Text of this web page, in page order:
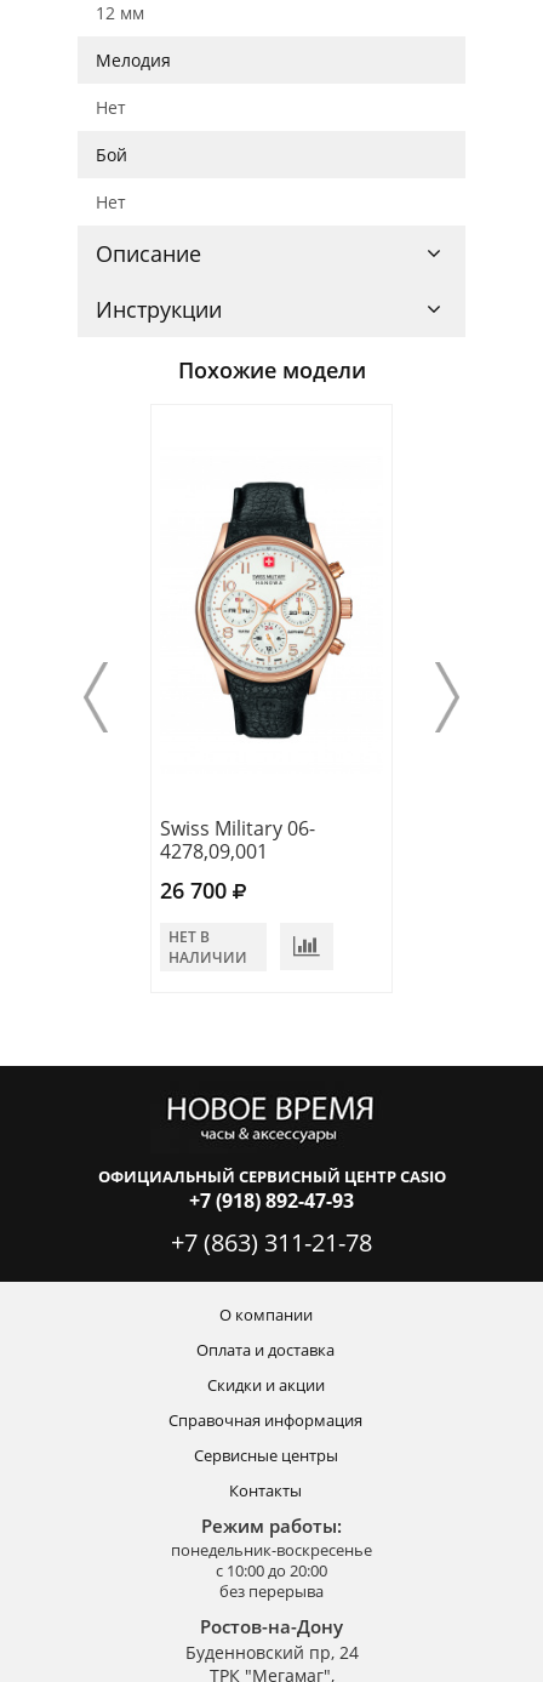
12 мм
Мелодия
Нет
Бой
Нет
Описание
Инструкции
Похожие модели
Swiss Military 06-
4278,09,001
26 700
НЕТ В
НАЛИЧИИ
ОФИЦИАЛЬНЫЙ СЕРВИСНЫЙ ЦЕНТР CASIO
+7 (918) 892-47-93
+7 (863) 311-21-78
О компании
Оплата и доставка
Скидки и акции
Справочная информация
Сервисные центры
Контакты
Режим работы:
понедельник-воскресенье
с 10:00 до 20:00
без перерыва
Ростов-на-Дону
Буденновский пр, 24
ТРК "Мегамаг",